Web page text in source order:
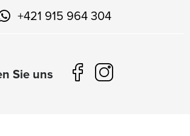
+421 915 964 304